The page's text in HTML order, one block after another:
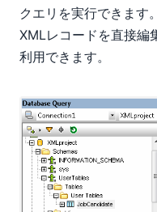
クエリを実行できます
XMLレコードを直接編
利用できます。